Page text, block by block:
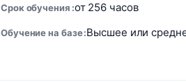
Срок обучения от 256 часов
Обучение на базе Высшее или